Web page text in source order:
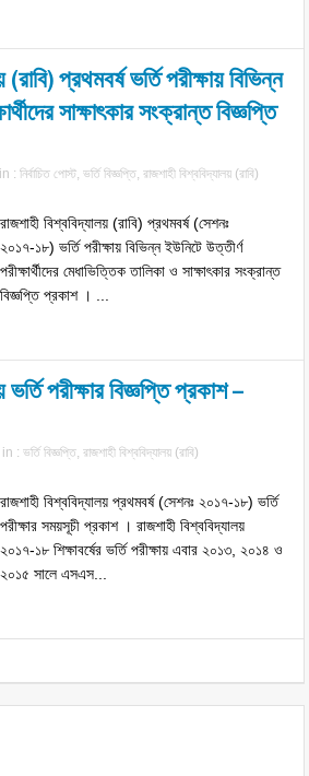
প্রথমবর্ষ ভর্তি পরীক্ষায় বিভিন্ন
সাক্ষাৎকার সংক্রান্ত বিজ্ঞপ্তি
in :নির্বাচিত পোস্ট,ভর্তি বিজ্ঞপ্তি,রাজশাহী বিশ্ববিদ্যালয় (রাবি)
রাজশাহী বিশ্ববিদ্যালয় (রাবি) প্রথমবর্ষ (সেশনঃ
২০১৭-১৮) ভর্তি পরীক্ষায় বিভিন্ন ইউনিটে উত্তীর্ণ
পরীক্ষার্থীদের মেধাভিত্তিক তালিকা ও সাক্ষাৎকার সংক্রান্ত
বিজ্ঞপ্তি প্রকাশ । ...
ভর্তি পরীক্ষার বিজ্ঞপ্তি প্রকাশ –
in :ভর্তি বিজ্ঞপ্তি,রাজশাহী বিশ্ববিদ্যালয় (রাবি)
রাজশাহী বিশ্ববিদ্যালয় প্রথমবর্ষ (সেশনঃ ২০১৭-১৮) ভর্তি
পরীক্ষার সময়সূচী প্রকাশ । রাজশাহী বিশ্ববিদ্যালয়
২০১৭-১৮ শিক্ষাবর্ষের ভর্তি পরীক্ষায় এবার ২০১৩, ২০১৪ ও
২০১৫ সালে এসএস...